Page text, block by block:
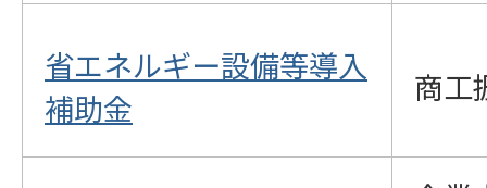
省エネルギー設備等導入
補助金
商工